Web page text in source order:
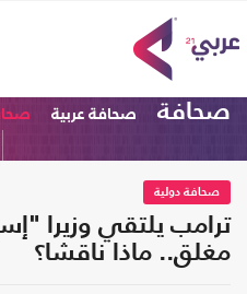
صحافة صحافة عربية
صحافة دولية
ترامب يلتقي وزيرا
مغلق.. ماذا ناقشا؟